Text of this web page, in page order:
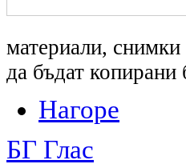
материали, снимки
да бъдат копирани
Нагоре
БГ Глас